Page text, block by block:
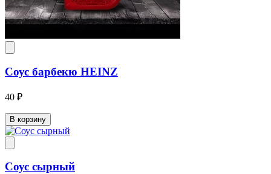
Соус барбекю HEINZ
40 ₽
В корзину
Соус сырный